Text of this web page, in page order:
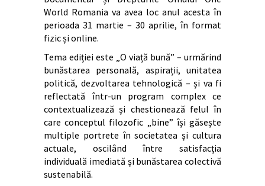
World Romania va avea loc anul acesta în
perioada 31 martie – 30 aprilie, în format
fizic și online.
Tema ediției este „O viață bună” – urmărind
bunăstarea personală, aspirații, unitatea
politică, dezvoltarea tehnologică – și va fi
reflectată într-un program complex ce
contextualizează și chestionează felul în
care conceptul filozofic „bine” își găsește
multiple portrete în societatea și cultura
actuale, oscilând între satisfacția
individuală imediată și bunăstarea colectivă
sustenabilă.